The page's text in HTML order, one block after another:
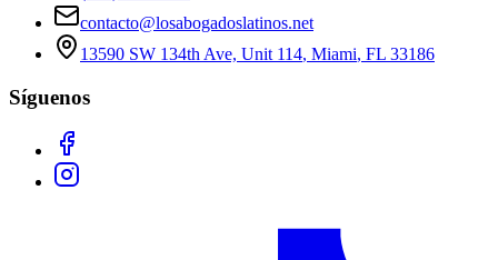
contacto@losabogadoslatinos.net
13590 SW 134th Ave, Unit 114, Miami, FL 33186
Síguenos